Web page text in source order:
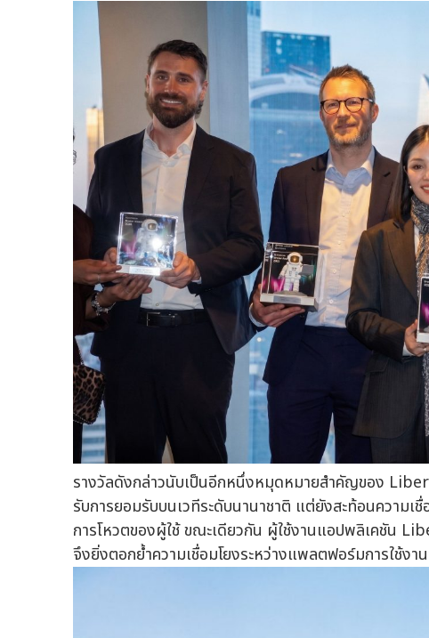
รางวัลดังกล่าวนับเป็นอีกหนึ่งหมุดหมายสำคัญของ
รับการยอมรับบนเวทีระดับนานาชาติ แต่ยังสะท้อนความ
การโหวตของผู้ใช้ ขณะเดียวกัน ผู้ใช้งานแอปพลิเคชัน
จึงยิ่งตอกย้ำความเชื่อมโยงระหว่างแพลตฟอร์มการใช้ง